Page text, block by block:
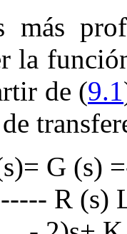
más
la
de (9.1